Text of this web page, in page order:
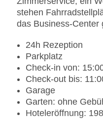
stehen
das Business-Center
24h Rezeption
Parkplatz
Check-in von:
Check-out bis:
Garage
Garten: ohne
Hoteleröffnung: